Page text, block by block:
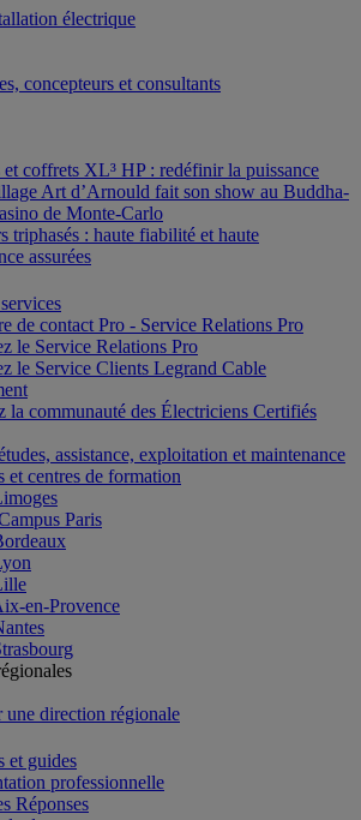
électrique
concepteurs et consultants
coffrets XL³ HP : redéfinir la puissance
Art d’Arnould fait son show au Buddha-
de Monte-Carlo
triphasés : haute fiabilité et haute
assurées
de contact Pro - Service Relations Pro
le Service Relations Pro
le Service Clients Legrand Cable
la communauté des Électriciens Certifiés
assistance, exploitation et maintenance
et centres de formation
Paris
en-Provence
une direction régionale
et guides
professionnelle
Réponses